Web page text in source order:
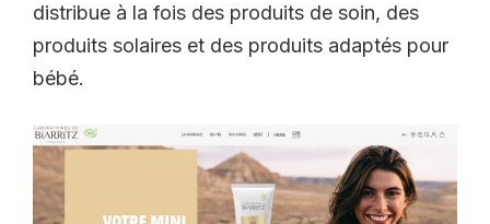
distribue à la fois des produits de soin, des
produits solaires et des produits adaptés pour
bébé.